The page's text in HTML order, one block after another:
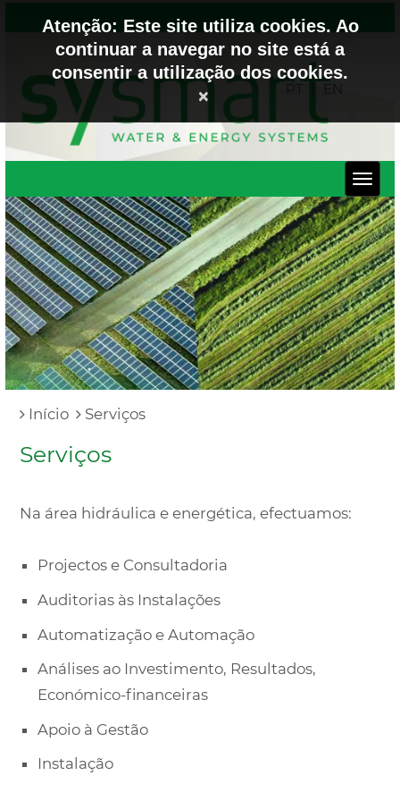
Início Serviços
Serviços
Na área hidráulica e energética, efectuamos:
Projectos e Consultadoria
Auditorias às Instalações
Automatização e Automação
Análises ao Investimento, Resultados,
Económico-financeiras
Apoio à Gestão
Instalação
Atenção: Este site utiliza cookies. Ao
continuar a navegar no site está a
consentir a utilização dos cookies.
×